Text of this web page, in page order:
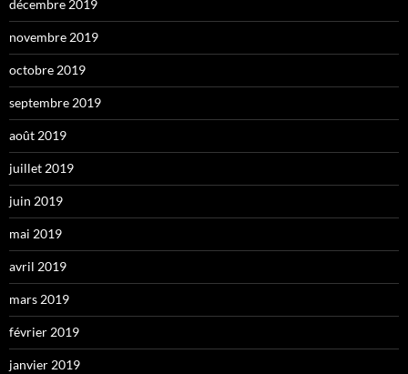
décembre 2019
novembre 2019
octobre 2019
septembre 2019
août 2019
juillet 2019
juin 2019
mai 2019
avril 2019
mars 2019
février 2019
janvier 2019